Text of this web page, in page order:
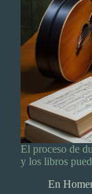
El proceso de
y los libros
En